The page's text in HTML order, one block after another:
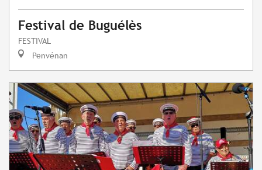
Festival de Buguélès
FESTIVAL
Penvénan